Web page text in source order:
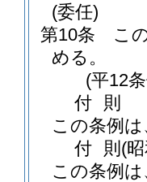
(委任)
第10条
こ
める。
(平12
付 則
この条例
付 則 (
この条例